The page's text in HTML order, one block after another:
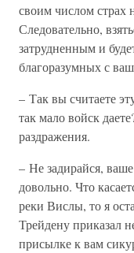
своим числом страх
Следовательно,
затрудненным и
благоразумных с
– Так вы считаете
так мало войск
раздражения.
– Не задирайся,
довольно. Что
реки Вислы, то я
Трейдену приказал
присылке к вам